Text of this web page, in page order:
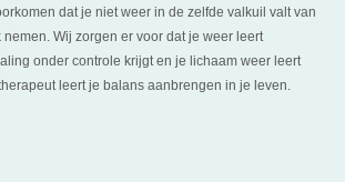
dat je niet weer in de zelfde valkuil valt van
Wij zorgen er voor dat je weer leert
onder controle krijgt en je lichaam weer leert
leert je balans aanbrengen in je leven.